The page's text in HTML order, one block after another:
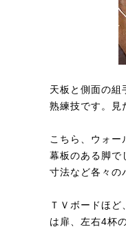
天板と側面の組
熟練技です。見
こちら、ウォー
幕板のある脚で
寸法など各々の
ＴＶボードほ
は扉、左右4杯